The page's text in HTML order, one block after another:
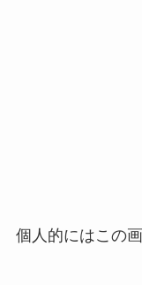
個人的にはこの